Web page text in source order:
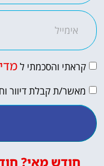
קראתי והסכמתי ל
מאשר/ת קבלת דיוור
חודש מאי?